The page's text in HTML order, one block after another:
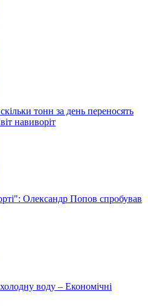
тонн за день переносять
навиворіт
Олександр Попов спробував
воду – Економічні